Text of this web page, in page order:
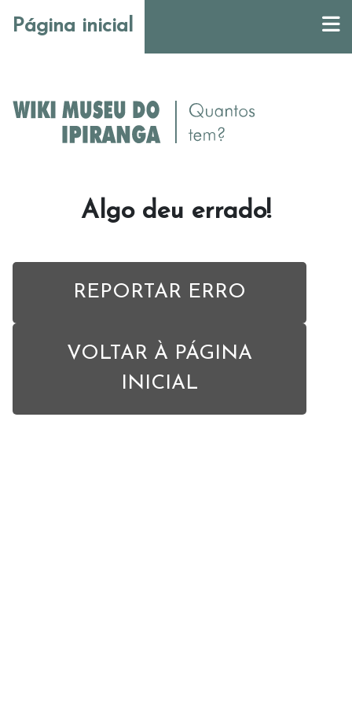
Página inicial
Algo deu errado!
REPORTAR ERRO
VOLTAR À PÁGINA
INICIAL